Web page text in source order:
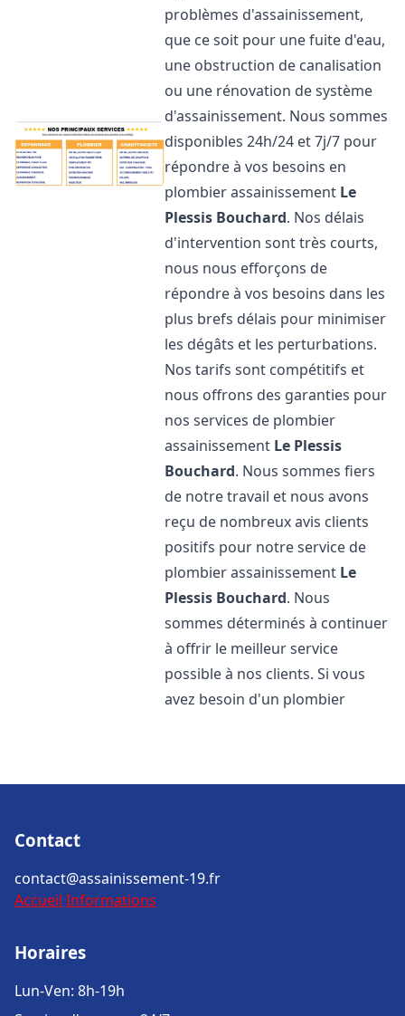
problèmes d'assainissement,
que ce soit pour une fuite d'eau,
une obstruction de canalisation
ou une rénovation de système
d'assainissement. Nous sommes
disponibles 24h/24 et 7j/7 pour
répondre à vos besoins en
plombier assainissement Le
Plessis Bouchard. Nos délais
d'intervention sont très courts,
nous nous efforçons de
répondre à vos besoins dans les
plus brefs délais pour minimiser
les dégâts et les perturbations.
Nos tarifs sont compétitifs et
nous offrons des garanties pour
nos services de plombier
assainissement Le Plessis
Bouchard. Nous sommes fiers
de notre travail et nous avons
reçu de nombreux avis clients
positifs pour notre service de
plombier assainissement Le
Plessis Bouchard. Nous
sommes déterminés à continuer
à offrir le meilleur service
possible à nos clients. Si vous
avez besoin d'un plombier
Contact
contact@assainissement-19.fr
Accueil Informations
Horaires
Lun-Ven: 8h-19h